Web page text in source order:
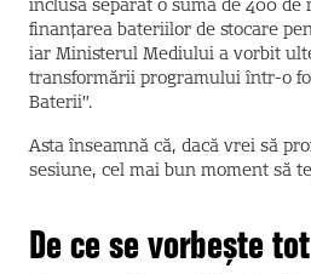
inclusă separat o sumă de 400 de
finanțarea bateriilor de stocare
iar Ministerul Mediului a vorbit
transformării programului într-o
Baterii”.
Asta înseamnă că, dacă vrei să
sesiune, cel mai bun moment să
De ce se vorbește